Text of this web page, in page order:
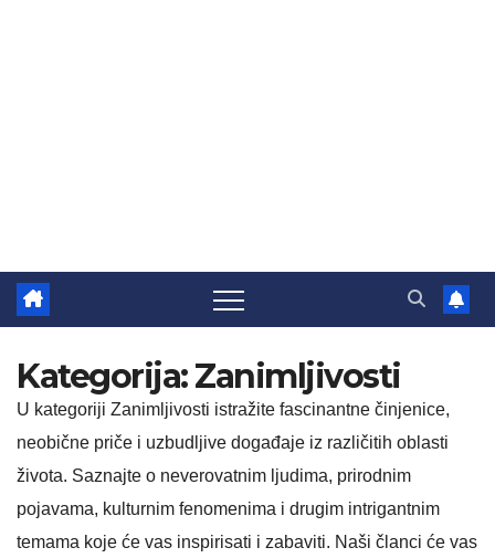
Kategorija:Zanimljivosti
U kategoriji Zanimljivosti istražite fascinantne činjenice,
neobične priče i uzbudljive događaje iz različitih oblasti
života. Saznajte o neverovatnim ljudima, prirodnim
pojavama, kulturnim fenomenima i drugim intrigantnim
temama koje će vas inspirisati i zabaviti. Naši članci će vas